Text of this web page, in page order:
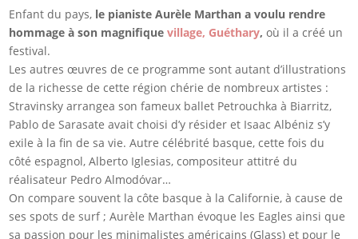
Enfant du pays, le pianiste Aurèle Marthan a voulu rendre
hommage à son magnifique village, Guéthary, où il a créé un
festival.
Les autres œuvres de ce programme sont autant d’illustrations
de la richesse de cette région chérie de nombreux artistes :
Stravinsky arrangea son fameux ballet Petrouchka à Biarritz,
Pablo de Sarasate avait choisi d’y résider et Isaac Albéniz s’y
exile à la fin de sa vie. Autre célébrité basque, cette fois du
côté espagnol, Alberto Iglesias, compositeur attitré du
réalisateur Pedro Almodóvar…
On compare souvent la côte basque à la Californie, à cause de
ses spots de surf ; Aurèle Marthan évoque les Eagles ainsi que
sa passion pour les minimalistes américains (Glass) et pour le